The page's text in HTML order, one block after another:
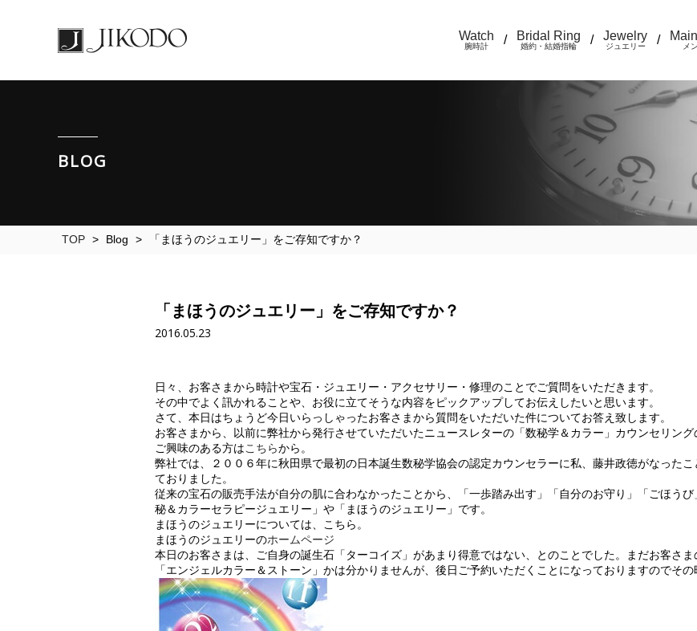
Watch
腕時計 / Bridal Ring
婚約・結婚指輪 / Jewelry
ジュエリー / メ
BLOG
TOP > Blog > 「まほうのジュエリー」をご存知ですか？
「まほうのジュエリー」をご存知ですか？
2016.05.23
日々、お客さまから時計や宝石・ジュエリー・アクセサリー・修理のことでご質問をいただきます。
その中でよく訊かれることや、お役に立てそうな内容をピックアップしてお伝えしたいと思います。
さて、本日はちょうど今日いらっしゃったお客さまから質問をいただいた件についてお答え致します。
お客さまから、以前に弊社から発行させていただいたニュースレターの「数秘学＆カラー」カウンセリング
ご興味のある方はこちらから。
弊社では、２００６年に秋田県で最初の日本誕生数秘学協会の認定カウンセラーに私、藤井政徳がなった
ておりました。
従来の宝石の販売手法が自分の肌に合わなかったことから、「一歩踏み出す」「自分のお守り」「ごほう
秘＆カラーセラピージュエリー」や「まほうのジュエリー」です。
まほうのジュエリーについては、こちら。
まほうのジュエリーのホームページ
本日のお客さまは、ご自身の誕生石「ターコイズ」があまり得意ではない、とのことでした。まだお客さ
「エンジェルカラー＆ストーン」かは分かりませんが、後日ご予約いただくことになっておりますのでそ